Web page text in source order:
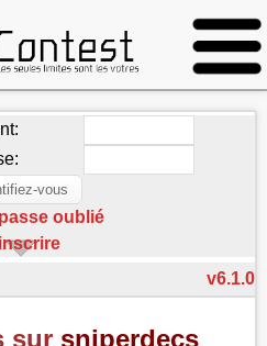
oublié
v6.1.0
sur sniperdecs